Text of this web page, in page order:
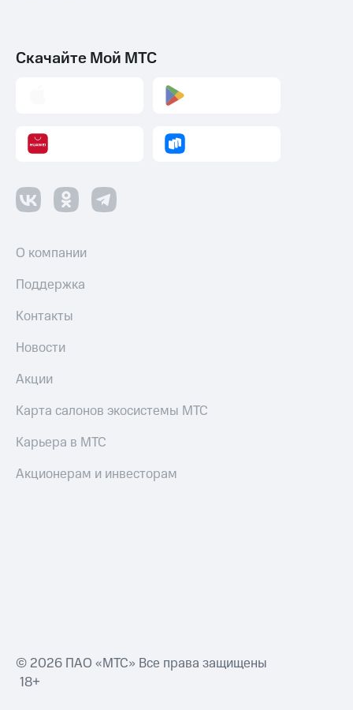
Скачайте Мой МТС
О компании
Поддержка
Контакты
Новости
Акции
Карта салонов экосистемы МТС
Карьера в МТС
Акционерам и инвесторам
© 2026 ПАО «МТС» Все права защищены
18+